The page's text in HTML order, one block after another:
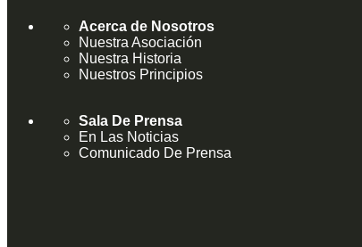
Acerca de Nosotros
Nuestra Asociación
Nuestra Historia
Nuestros Principios
Sala De Prensa
En Las Noticias
Comunicado De Prensa